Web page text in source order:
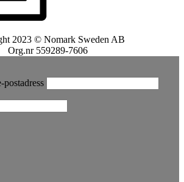
2023 © Nomark Sweden AB
Org.nr 559289-7606